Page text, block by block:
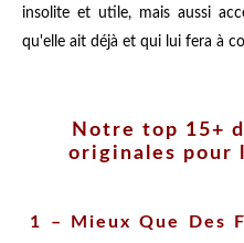
insolite et utile, mais aussi
qu'elle ait déjà et qui lui fera à
Notre top 15+
originales pour
1 – Mieux Que Des